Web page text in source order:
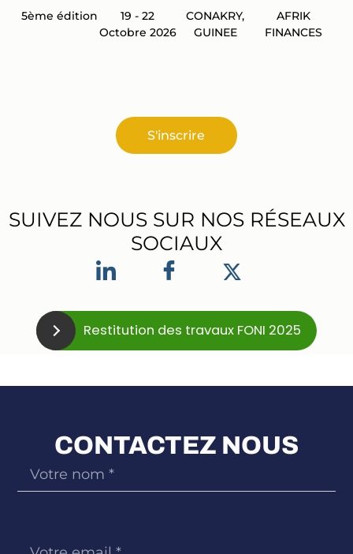
5ème édition
19 - 22
Octobre 2026
CONAKRY,
GUINEE
AFRIK
FINANCES
S'inscrire
SUIVEZ NOUS SUR NOS RÉSEAUX
SOCIAUX
Restitution des travaux FONI 2025
CONTACTEZ NOUS